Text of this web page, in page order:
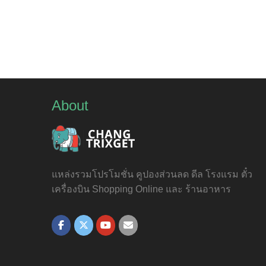
About
แหล่งรวมโปรโมชั่น คูปองส่วนลด ดีล โรงแรม ตั๋ว
เครื่องบิน Shopping Online และ ร้านอาหาร